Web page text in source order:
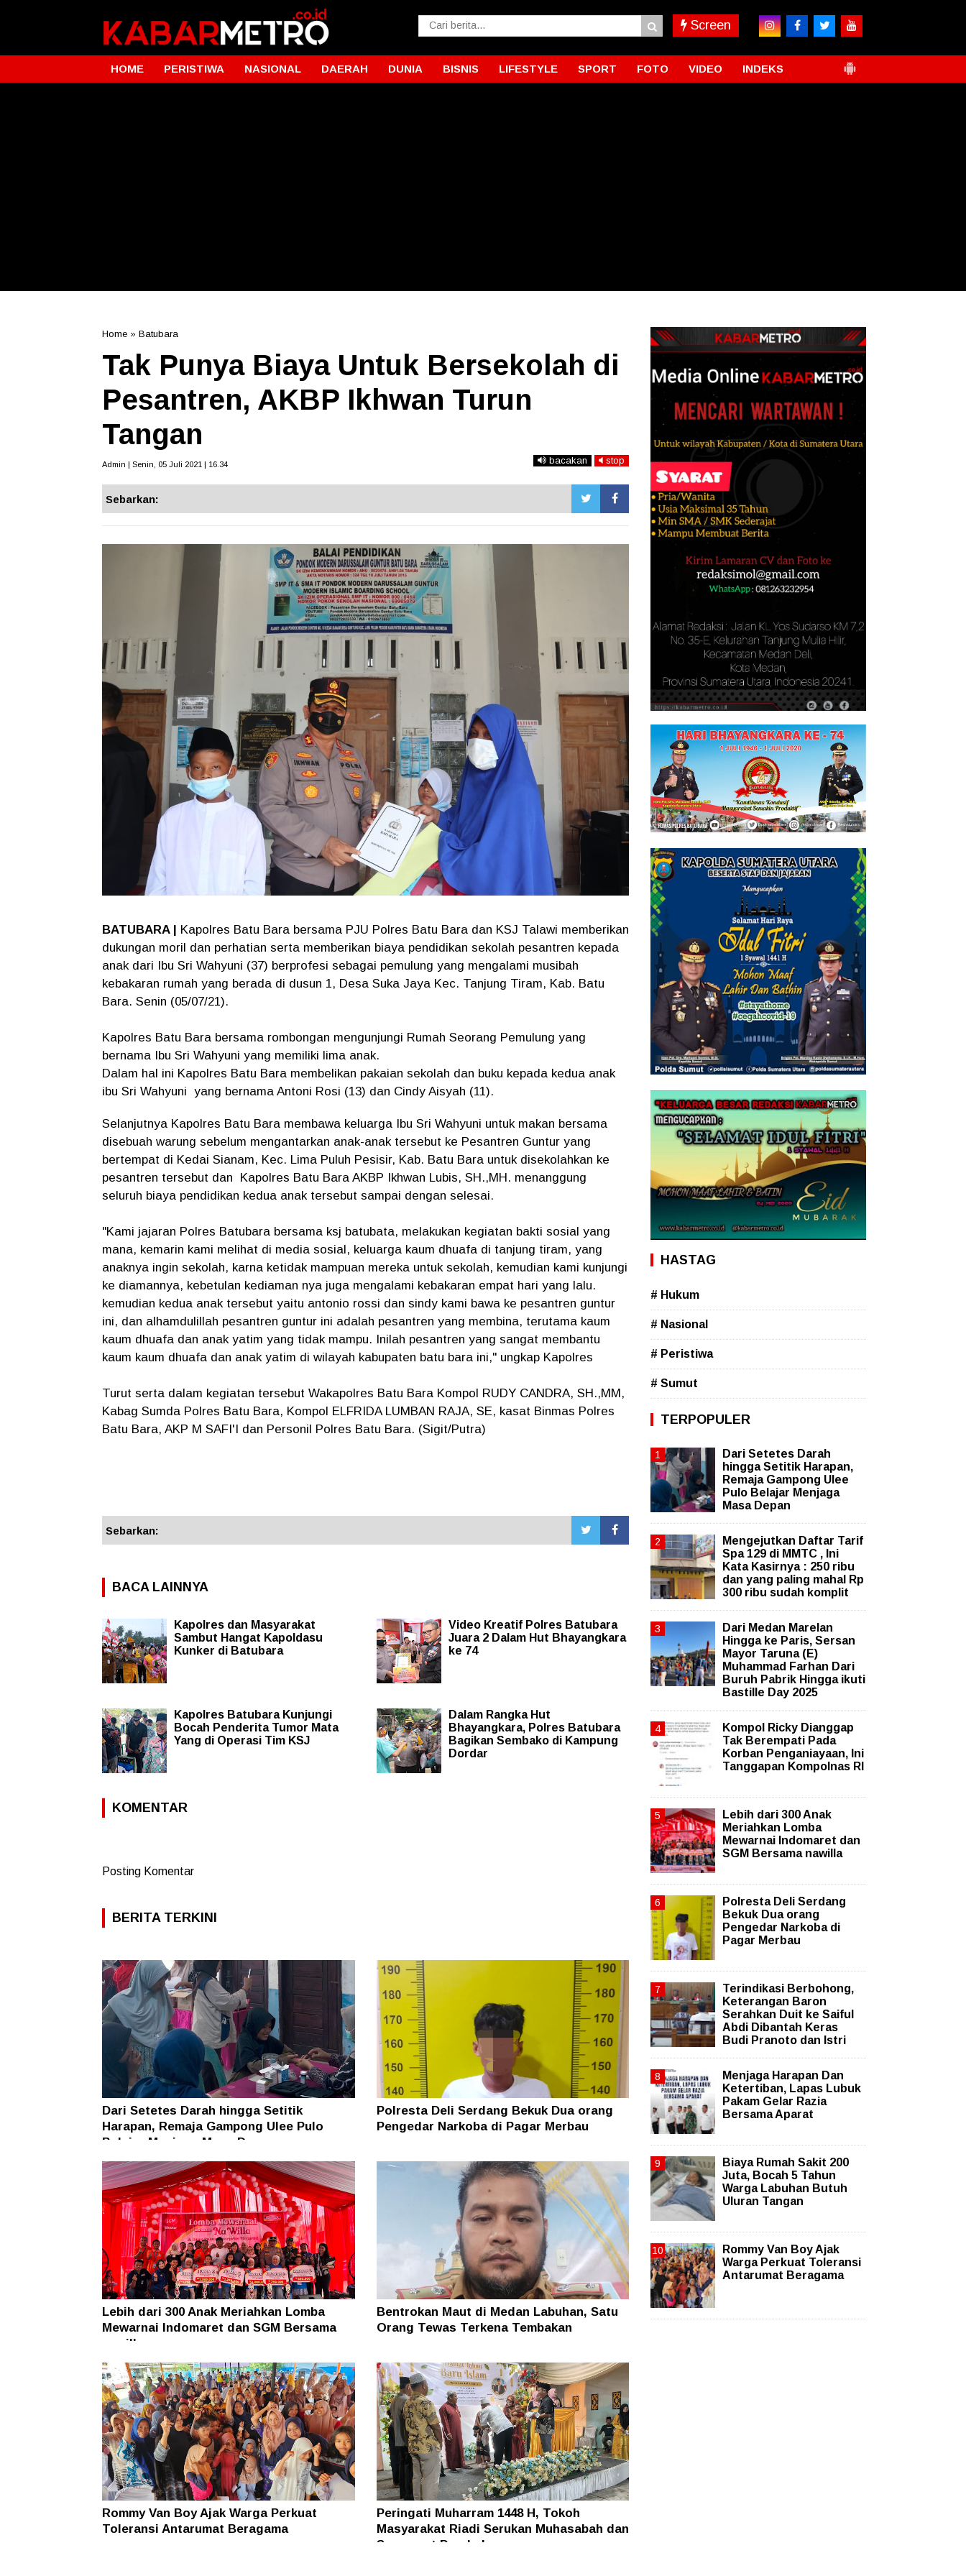
Screen
HOME PERISTIWA NASIONAL DAERAH DUNIA BISNIS LIFESTYLE SPORT FOTO VIDEO INDEKS
Home » Batubara
Tak Punya Biaya Untuk Bersekolah di
Pesantren, AKBP Ikhwan Turun
Tangan
Admin | Senin, 05 Juli 2021 | 16.34 bacakan stop
Sebarkan:
BATUBARA | Kapolres Batu Bara bersama PJU Polres Batu Bara dan KSJ Talawi memberikan
dukungan moril dan perhatian serta memberikan biaya pendidikan sekolah pesantren kepada
anak dari Ibu Sri Wahyuni (37) berprofesi sebagai pemulung yang mengalami musibah
kebakaran rumah yang berada di dusun 1, Desa Suka Jaya Kec. Tanjung Tiram, Kab. Batu
Bara. Senin (05/07/21).
Kapolres Batu Bara bersama rombongan mengunjungi Rumah Seorang Pemulung yang
bernama Ibu Sri Wahyuni yang memiliki lima anak.
Dalam hal ini Kapolres Batu Bara membelikan pakaian sekolah dan buku kepada kedua anak
ibu Sri Wahyuni yang bernama Antoni Rosi (13) dan Cindy Aisyah (11).
Selanjutnya Kapolres Batu Bara membawa keluarga Ibu Sri Wahyuni untuk makan bersama
disebuah warung sebelum mengantarkan anak-anak tersebut ke Pesantren Guntur yang
bertempat di Kedai Sianam, Kec. Lima Puluh Pesisir, Kab. Batu Bara untuk disekolahkan ke
pesantren tersebut dan Kapolres Batu Bara AKBP Ikhwan Lubis, SH.,MH. menanggung
seluruh biaya pendidikan kedua anak tersebut sampai dengan selesai.
"Kami jajaran Polres Batubara bersama ksj batubata, melakukan kegiatan bakti sosial yang
mana, kemarin kami melihat di media sosial, keluarga kaum dhuafa di tanjung tiram, yang
anaknya ingin sekolah, karna ketidak mampuan mereka untuk sekolah, kemudian kami kunjungi
ke diamannya, kebetulan kediaman nya juga mengalami kebakaran empat hari yang lalu.
kemudian kedua anak tersebut yaitu antonio rossi dan sindy kami bawa ke pesantren guntur
ini, dan alhamdulillah pesantren guntur ini adalah pesantren yang membina, terutama kaum
kaum dhuafa dan anak yatim yang tidak mampu. Inilah pesantren yang sangat membantu
kaum kaum dhuafa dan anak yatim di wilayah kabupaten batu bara ini," ungkap Kapolres
Turut serta dalam kegiatan tersebut Wakapolres Batu Bara Kompol RUDY CANDRA, SH.,MM,
Kabag Sumda Polres Batu Bara, Kompol ELFRIDA LUMBAN RAJA, SE, kasat Binmas Polres
Batu Bara, AKP M SAFI'I dan Personil Polres Batu Bara. (Sigit/Putra)
Sebarkan:
BACA LAINNYA
Kapolres dan Masyarakat
Sambut Hangat Kapoldasu
Kunker di Batubara
Video Kreatif Polres Batubara
Juara 2 Dalam Hut Bhayangkara
ke 74
Kapolres Batubara Kunjungi
Bocah Penderita Tumor Mata
Yang di Operasi Tim KSJ
Dalam Rangka Hut
Bhayangkara, Polres Batubara
Bagikan Sembako di Kampung
Dordar
KOMENTAR
Posting Komentar
BERITA TERKINI
Dari Setetes Darah hingga Setitik
Harapan, Remaja Gampong Ulee Pulo
Belajar Menjaga Masa Depan
Polresta Deli Serdang Bekuk Dua orang
Pengedar Narkoba di Pagar Merbau
Lebih dari 300 Anak Meriahkan Lomba
Mewarnai Indomaret dan SGM Bersama
nawilla
Bentrokan Maut di Medan Labuhan, Satu
Orang Tewas Terkena Tembakan
Rommy Van Boy Ajak Warga Perkuat
Toleransi Antarumat Beragama
Peringati Muharram 1448 H, Tokoh
Masyarakat Riadi Serukan Muhasabah dan
Semangat Perubahan
HASTAG
# Hukum
# Nasional
# Peristiwa
# Sumut
TERPOPULER
Dari Setetes Darah
hingga Setitik Harapan,
Remaja Gampong Ulee
Pulo Belajar Menjaga
Masa Depan
Mengejutkan Daftar Tarif
Spa 129 di MMTC , Ini
Kata Kasirnya : 250 ribu
dan yang paling mahal Rp
300 ribu sudah komplit
‎Dari Medan Marelan
Hingga ke Paris, Sersan
Mayor Taruna (E)
Muhammad Farhan Dari
Buruh Pabrik Hingga ikuti
Bastille Day 2025
Kompol Ricky Dianggap
Tak Berempati Pada
Korban Penganiayaan, Ini
Tanggapan Kompolnas RI
Lebih dari 300 Anak
Meriahkan Lomba
Mewarnai Indomaret dan
SGM Bersama nawilla
Polresta Deli Serdang
Bekuk Dua orang
Pengedar Narkoba di
Pagar Merbau
Terindikasi Berbohong,
Keterangan Baron
Serahkan Duit ke Saiful
Abdi Dibantah Keras
Budi Pranoto dan Istri
Menjaga Harapan Dan
Ketertiban, Lapas Lubuk
Pakam Gelar Razia
Bersama Aparat
Biaya Rumah Sakit 200
Juta, Bocah 5 Tahun
Warga Labuhan Butuh
Uluran Tangan
Rommy Van Boy Ajak
Warga Perkuat Toleransi
Antarumat Beragama